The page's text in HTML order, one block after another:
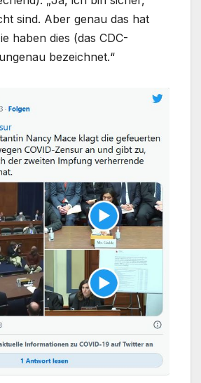
sind. Aber genau das hat
haben dies (das CDC-
bezeichnet.“